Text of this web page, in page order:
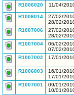
R1006020
11/04/
R1006014
27/02/
28/02/
R1007006
27/02/
28/02/
R1007004
06/02/
07/02/
R1007002
17/01/
R1006003
16/01/
17/01/
R1007001
09/01/
10/01/